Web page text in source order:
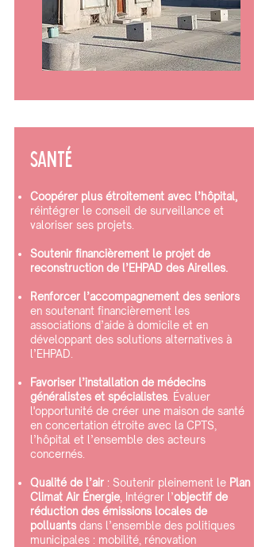
SANTé
Coopérer plus étroitement avec l’hôpital,
réintégrer le conseil de surveillance et
valoriser ses projets.
Soutenir financièrement le projet de
reconstruction de l’EHPAD des Airelles.
Renforcer l’accompagnement des seniors
en soutenant financièrement les
associations d’aide à domicile et en
développant des solutions alternatives à
l’EHPAD.
Favoriser l’installation de médecins
généralistes et spécialistes. Évaluer
l'opportunité de créer une maison de santé
en concertation étroite avec la CPTS,
l’hôpital et l’ensemble des acteurs
concernés.
Qualité de l’air: Soutenir pleinement le Plan
Climat Air Énergie, Intégrer l’objectif de
réduction des émissions locales de
polluantsdans l’ensemble des politiques
municipales : mobilité, rénovation